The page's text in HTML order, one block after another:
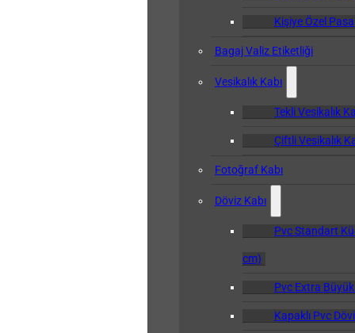
Kişiye Özel
Bagaj Valiz Etiketliği
Vesikalık Kabı
Tekli Vesikalık
Çiftli Vesikalık
Fotoğraf Kabı
Döviz Kabı
Pvc Standart
cm)
Pvc Extra
Kapaklı Pvc